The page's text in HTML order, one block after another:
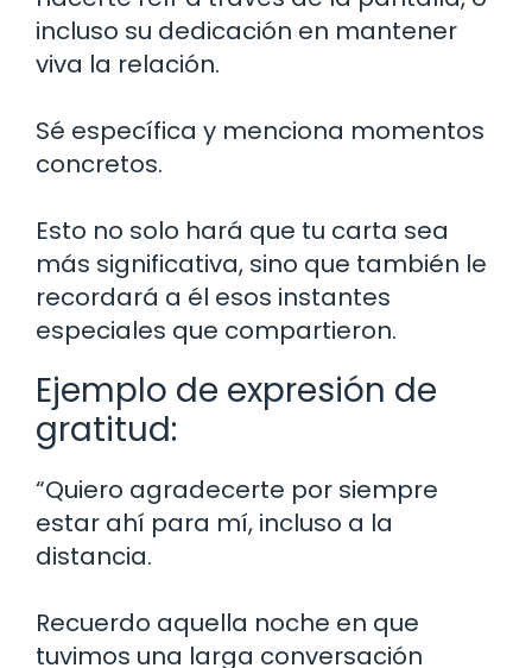
incluso su dedicación en mantener
viva la relación.
Sé específica y menciona momentos
concretos.
Esto no solo hará que tu carta sea
más significativa, sino que también le
recordará a él esos instantes
especiales que compartieron.
Ejemplo de expresión de
gratitud:
“Quiero agradecerte por siempre
estar ahí para mí, incluso a la
distancia.
Recuerdo aquella noche en que
tuvimos una larga conversación